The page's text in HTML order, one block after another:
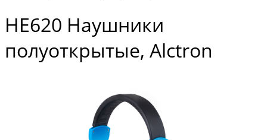
HE620 Наушники
полуоткрытые, Alctron